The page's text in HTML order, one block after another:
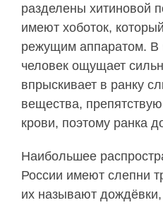
разделены хитиновой
имеют хоботок,
режущим аппаратом. В
человек ощущает
впрыскивает в ранку
вещества,
крови, поэтому ранка
Наибольшее
России имеют слепни
их называют дождёвки,